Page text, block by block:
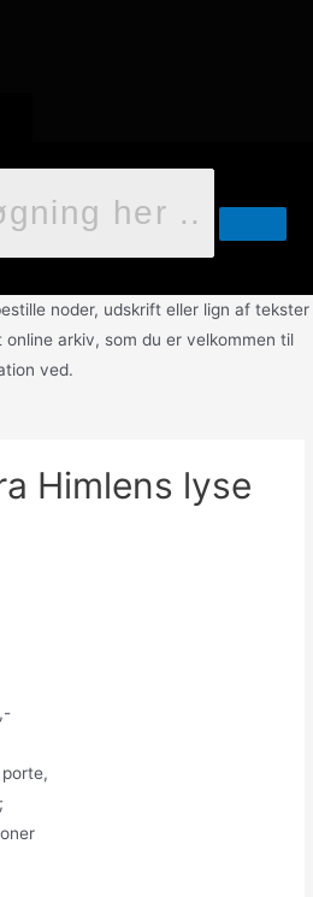
noder, udskrift eller lign af tekster
arkiv, som du er velkommen til
ved.
Himlens lyse